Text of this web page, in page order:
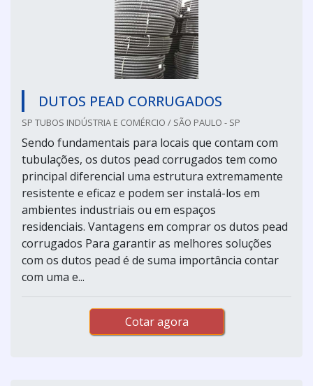
DUTOS PEAD CORRUGADOS
SP TUBOS INDÚSTRIA E COMÉRCIO / SÃO PAULO - SP
Sendo fundamentais para locais que contam com
tubulações, os dutos pead corrugados tem como
principal diferencial uma estrutura extremamente
resistente e eficaz e podem ser instalá-los em
ambientes industriais ou em espaços
residenciais. Vantagens em comprar os dutos pead
corrugados Para garantir as melhores soluções
com os dutos pead é de suma importância contar
com uma e...
Cotar agora